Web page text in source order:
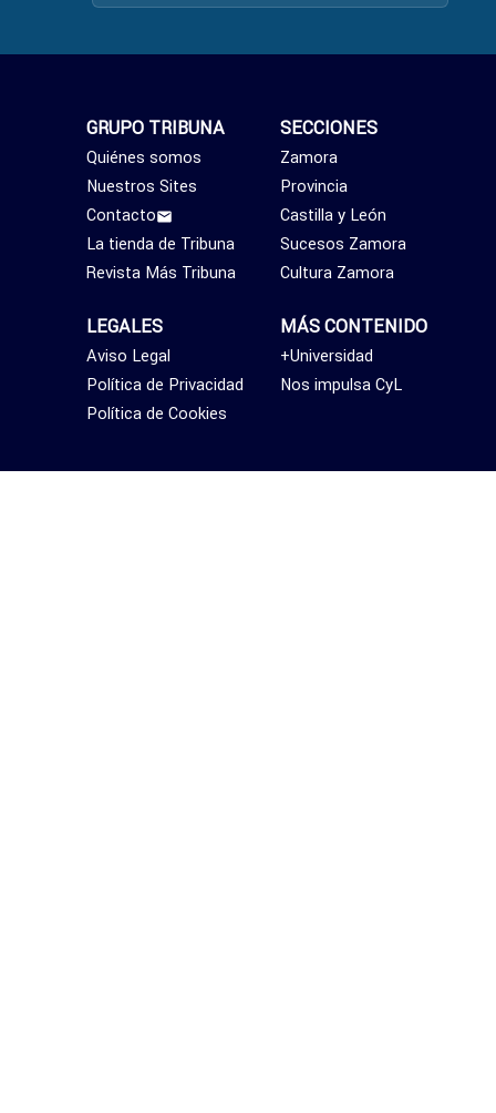
SECCIONES
Zamora
Provincia
Castilla y León
Sucesos Zamora
Cultura Zamora
MÁS CONTENIDO
+Universidad
Nos impulsa CyL
GRUPO TRIBUNA
Quiénes somos
Nuestros Sites
Contacto
La tienda de Tribuna
Revista Más Tribuna
LEGALES
Aviso Legal
Política de Privacidad
Política de Cookies